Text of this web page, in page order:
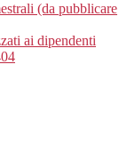
(da pubblicare
ai dipendenti